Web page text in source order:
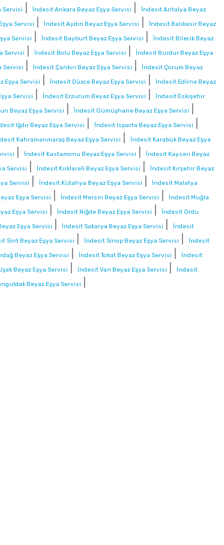
Servisi İndesit Ankara Beyaz Eşya Servisi
İndesit Antalya Beyaz
Servisi İndesit Aydın Beyaz Eşya Servisi
İndesit Balıkesir Beyaz
Servisi İndesit Bayburt Beyaz Eşya Servisi
İndesit Bilecik Beyaz
Servisi İndesit Bolu Beyaz Eşya Servisi
İndesit Burdur Beyaz Eşya
Servisi İndesit Çankırı Beyaz Eşya Servisi
İndesit Çorum Beyaz
Eşya Servisi İndesit Düzce Beyaz Eşya Servisi
İndesit Edirne Beyaz
Servisi İndesit Erzurum Beyaz Eşya Servisi
İndesit Eskişehir
Beyaz Eşya Servisi İndesit Gümüşhane Beyaz Eşya Servisi
Iğdır Beyaz Eşya Servisi İndesit Isparta Beyaz Eşya Servisi
Kahramanmaraş Beyaz Eşya Servisi
İndesit Karabük Beyaz Eşya
İndesit Kastamonu Beyaz Eşya Servisi
İndesit Kayseri Beyaz
Servisi İndesit Kırklareli Beyaz Eşya Servisi
İndesit Kırşehir Beyaz
Servisi İndesit Kütahya Beyaz Eşya Servisi
İndesit Malatya
Eşya Servisi İndesit Mersin Beyaz Eşya Servisi
İndesit Muğla
Eşya Servisi İndesit Niğde Beyaz Eşya Servisi
İndesit Ordu
Eşya Servisi İndesit Sakarya Beyaz Eşya Servisi
İndesit
Siirt Beyaz Eşya Servisi İndesit Sinop Beyaz Eşya Servisi
İndesit
Beyaz Eşya Servisi İndesit Tokat Beyaz Eşya Servisi
İndesit
Beyaz Eşya Servisi İndesit Van Beyaz Eşya Servisi
İndesit
Beyaz Eşya Servisi